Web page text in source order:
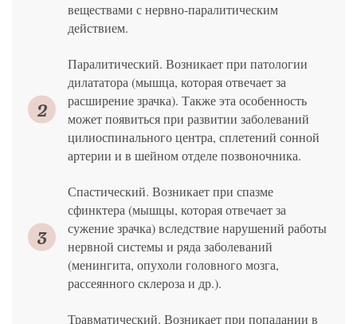
веществами с нервно-паралитическим
действием.
Паралитический. Возникает при патологии
дилататора (мышца, которая отвечает за
расширение зрачка). Также эта особенность
может появиться при развитии заболеваний
цилиоспинального центра, сплетений сонной
артерии и в шейном отделе позвоночника.
Спастический. Возникает при спазме
сфинктера (мышцы, которая отвечает за
сужение зрачка) вследствие нарушений работы
нервной системы и ряда заболеваний
(менингита, опухоли головного мозга,
рассеянного склероза и др.).
Травматический. Возникает при попадании в